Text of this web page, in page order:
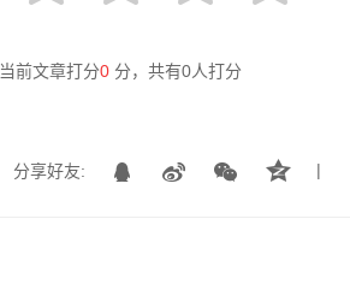
当前文章打分0 分，共有0人打分
分享好友: |